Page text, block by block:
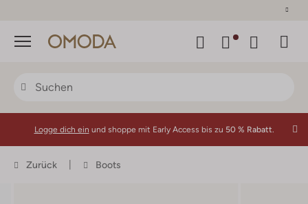
Menü
Logge dich ein und shoppe mit Early Access bis zu 50 % Rabatt.
Zurück Boots